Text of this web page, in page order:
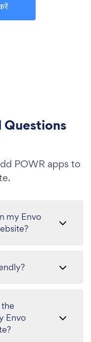
Questions
POWR apps to
my Envo
Envo